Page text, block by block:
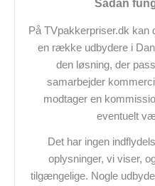
Sådan
På TVpakkerpriser.dk kan
en række udbydere i
den løsning, der
samarbejder
modtager en
eventuelt
Det har ingen
oplysninger, vi viser,
tilgængelige. Nogle